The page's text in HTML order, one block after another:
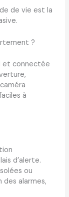
de vie est la
?
et connectée
à
d’alerte.
ou
alarmes,